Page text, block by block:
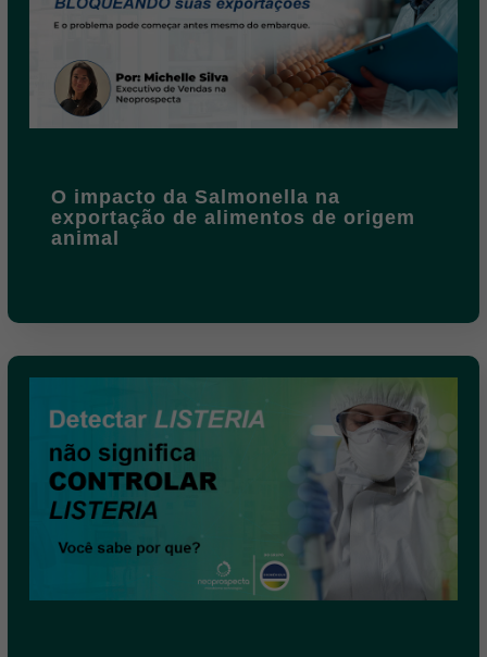
O impacto da Salmonella na
exportação de alimentos de origem
animal